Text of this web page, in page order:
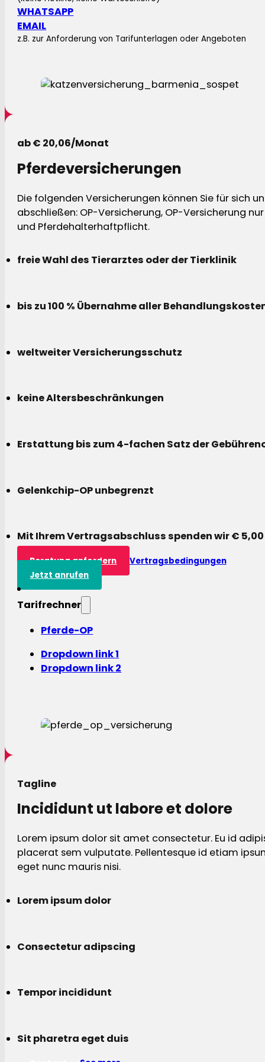
WHATSAPP
EMAIL
z.B. zur Anforderung von Tarifunterlagen oder Angeboten
ab € 20,06/Monat
Pferdeversicherungen
Die folgenden Versicherungen können Sie für sich
abschließen: OP-Versicherung, OP-Versicherung
und Pferdehalterhaftpflicht.
freie Wahl des Tierarztes oder der Tierklinik
bis zu 100 % Übernahme aller
weltweiter Versicherungsschutz
keine Altersbeschränkungen
Erstattung bis zum 4-fachen Satz der
Gelenkchip-OP unbegrenzt
Mit Ihrem Vertragsabschluss spenden wir €
Beratung anfordern
Vertragsbedingungen
Jetzt anrufen
Tarifrechner
Pferde-OP
Dropdown link 1
Dropdown link 2
Tagline
Incididunt ut labore et dolore
Lorem ipsum dolor sit amet consectetur. Eu id
placerat sem vulputate. Pellentesque id etiam
eget nunc mauris nisi.
Lorem ipsum dolor
Consectetur adipscing
Tempor incididunt
Sit pharetra eget duis